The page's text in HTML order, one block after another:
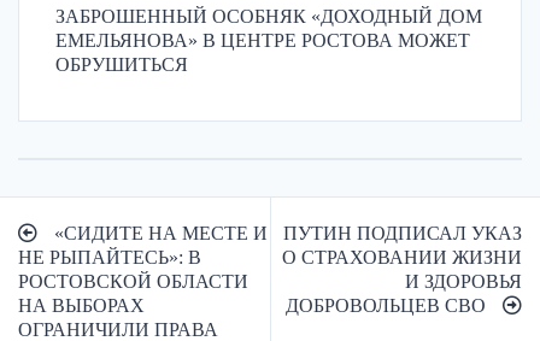
ЗАБРОШЕННЫЙ ОСОБНЯК «ДОХОДНЫЙ ДОМ
ЕМЕЛЬЯНОВА» В ЦЕНТРЕ РОСТОВА МОЖЕТ
ОБРУШИТЬСЯ
Навигация
по
записям
«СИДИТЕ НА МЕСТЕ И
НЕ РЫПАЙТЕСЬ»: В
РОСТОВСКОЙ ОБЛАСТИ
НА ВЫБОРАХ
ОГРАНИЧИЛИ ПРАВА
ПУТИН ПОДПИСАЛ УКАЗ
О СТРАХОВАНИИ ЖИЗНИ
И ЗДОРОВЬЯ
ДОБРОВОЛЬЦЕВ СВО